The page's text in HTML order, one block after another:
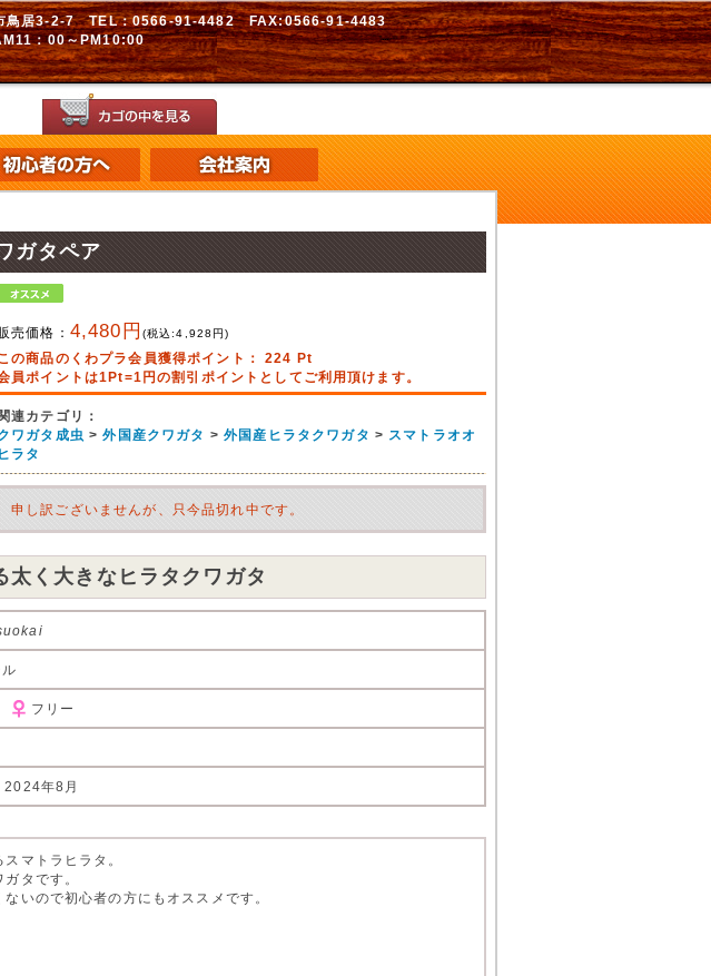
鳥居3-2-7 TEL：0566-91-4482 FAX:0566-91-4483
：00～PM10:00
ガタペア
売価格： 4,480円 (税込:4,928 円)
の商品のくわプラ会員獲得ポイント：224 Pt
員ポイントは1Pt=1円の割引ポイントとしてご利用頂けます。
連カテゴリ：
ワガタ成虫 >外国産クワガタ >外国産ヒラタクワガタ > スマトラオオ
ヒラタ
申し訳ございませんが、只今品切れ中です。
太く大きなヒラタクワガタ
フリー
2024年8月
マトラヒラタ。
タです。
いので初心者の方にもオススメです。